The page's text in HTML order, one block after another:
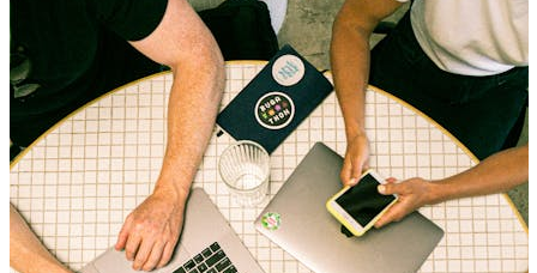
Concrets
et
Stratégies
Efficaces